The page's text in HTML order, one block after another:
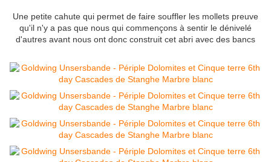
Une petite cahute qui permet de faire souffler les mollets preuve
qu'il n'y a pas que nous qui commençons à sentir le dénivelé
d'autres avant nous ont donc construit cet abri avec des bancs